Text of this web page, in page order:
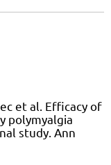
et al. Efficacy of
polymyalgia
study. Ann